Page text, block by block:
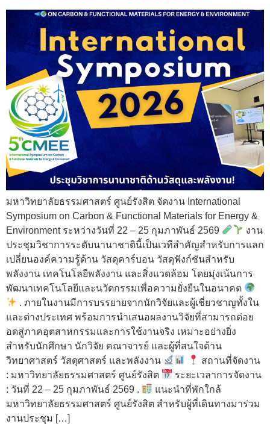
มหาวิทยาลัยธรรมศาสตร์ ศูนย์รังสิต จัดงาน International
Symposium on Carbon & Functional Materials for Energy &
Environment ระหว่างวันที่ 22 – 25 กุมภาพันธ์ 2569
งาน
ประชุมวิชาการระดับนานาชาตินี้เป็นเวทีสำคัญสำหรับการแลก
เปลี่ยนองค์ความรู้ด้าน วัสดุคาร์บอน วัสดุฟังก์ชันสำหรับ
พลังงาน เทคโนโลยีพลังงาน และสิ่งแวดล้อม โดยมุ่งเน้นการ
พัฒนาเทคโนโลยีและนวัตกรรมเพื่อความยั่งยืนในอนาคต
. ภายในงานมีการบรรยายจากนักวิจัยและผู้เชี่ยวชาญทั้งใน
และต่างประเทศ พร้อมการนำเสนอผลงานวิจัยที่สามารถต่อย
อดสู่ภาคอุตสาหกรรมและการใช้งานจริง เหมาะอย่างยิ่ง
สำหรับนักศึกษา นักวิจัย คณาจารย์ และผู้ที่สนใจด้าน
วิทยาศาสตร์ วัสดุศาสตร์ และพลังงาน
สถานที่จัดงาน
: มหาวิทยาลัยธรรมศาสตร์ ศูนย์รังสิต
ระยะเวลาการจัดงาน
: วันที่ 22 – 25 กุมภาพันธ์ 2569 .
แนะนำที่พักใกล้
มหาวิทยาลัยธรรมศาสตร์ ศูนย์รังสิต สำหรับผู้ที่เดินทางมาร่วม
งานประชุม […]